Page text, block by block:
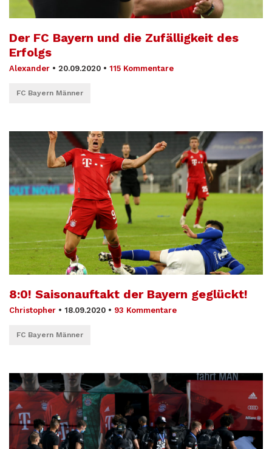
Der FC Bayern und die Zufälligkeit des
Erfolgs
Alexander • 20.09.2020 • 115 Kommentare
FC Bayern Männer
8:0! Saisonauftakt der Bayern geglückt!
Christopher • 18.09.2020 • 93 Kommentare
FC Bayern Männer